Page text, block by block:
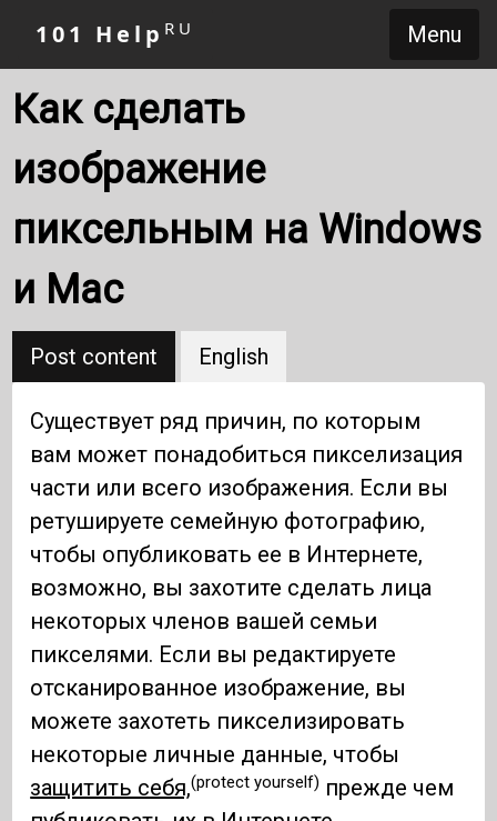
Menu
101 Help RU
Как сделать
изображение
пиксельным на Windows
и Mac
Post content English
Существует ряд причин, по которым
вам может понадобиться пикселизация
части или всего изображения. Если вы
ретушируете семейную фотографию,
чтобы опубликовать ее в Интернете,
возможно, вы захотите сделать лица
некоторых членов вашей семьи
пикселями. Если вы редактируете
отсканированное изображение, вы
можете захотеть пикселизировать
некоторые личные данные, чтобы
защитить себя,(protect yourself) прежде чем